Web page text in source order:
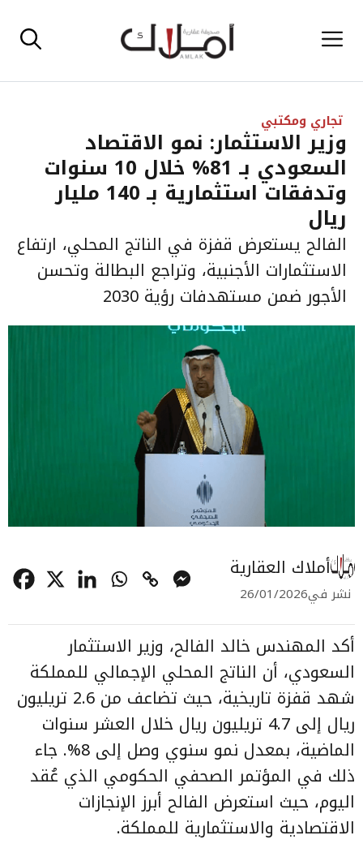
إلى القائمة
تجاري ومكتبي
وزير الاستثمار: نمو الاقتصاد
السعودي بـ 81% خلال 10 سنوات
وتدفقات استثمارية بـ 140 مليار
ريال
الفالح يستعرض قفزة في الناتج المحلي، ارتفاع
الاستثمارات الأجنبية، وتراجع البطالة وتحسن
الأجور ضمن مستهدفات رؤية 2030
أملاك العقارية
نشر في26/01/2026
أكد المهندس خالد الفالح، وزير الاستثمار
السعودي، أن الناتج المحلي الإجمالي للمملكة
شهد قفزة تاريخية، حيث تضاعف من 2.6 تريليون
ريال إلى 4.7 تريليون ريال خلال العشر سنوات
الماضية، بمعدل نمو سنوي وصل إلى 8%. جاء
ذلك في المؤتمر الصحفي الحكومي الذي عُقد
اليوم، حيث استعرض الفالح أبرز الإنجازات
الاقتصادية والاستثمارية للمملكة.